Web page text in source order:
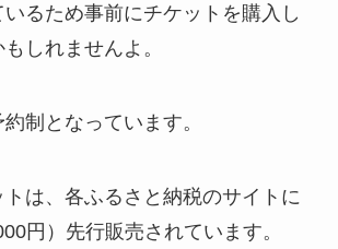
るため事前にチケットを購入し
しれませんよ。
制となっています。
は、 各ふるさと納税のサイトに
円）先行販売されています。